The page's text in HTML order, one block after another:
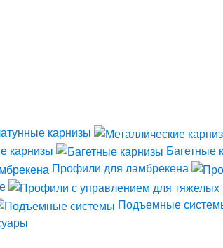
карнизы
карнизы
Багетные
Профили для ламбрекена
Подъемные